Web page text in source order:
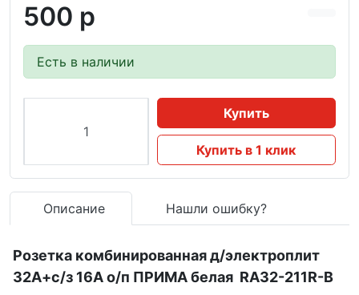
500 р
Есть в наличии
Купить
Купить в 1 клик
Описание Нашли ошибку?
Розетка комбинированная д/электроплит
32А+с/з 16А о/п ПРИМА белая RA32-211R-B